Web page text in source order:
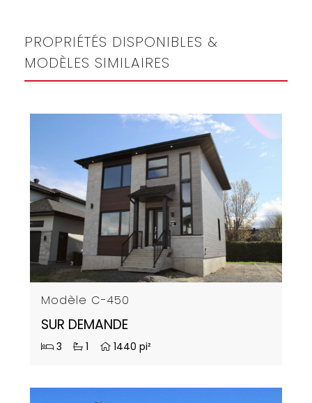
PROPRIÉTÉS DISPONIBLES &
MODÈLES SIMILAIRES
Modèle C-450
SUR DEMANDE
3 1 1440 pi²